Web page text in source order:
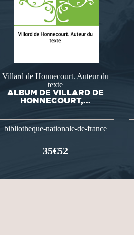
Villard de Honnecourt. Auteur du
texte
ALBUM DE VILLARD DE
HONNECOURT,...
bibliotheque-nationale-de-france
35€52